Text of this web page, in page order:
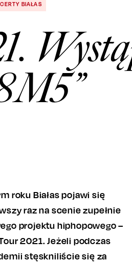
BIAŁAS
roku Białas pojawi się
raz na scenie zupełnie
projektu hiphopowego –
2021. Jeżeli podczas
stęskniliście się za